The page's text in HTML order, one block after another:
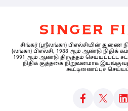
சிங்கர் (ஸ்ரீலங்கா) பிஎல்சியின் துணை
(லங்கா) பிஎல்சி, 1988 ஆம் ஆண்டு நிதிக்
1991 ஆம் ஆண்டு திருத்தம் செய்யப்பட்ட
நிதிக் குத்தகை நிறுவனமாக
கூட்டிணைப்புச்